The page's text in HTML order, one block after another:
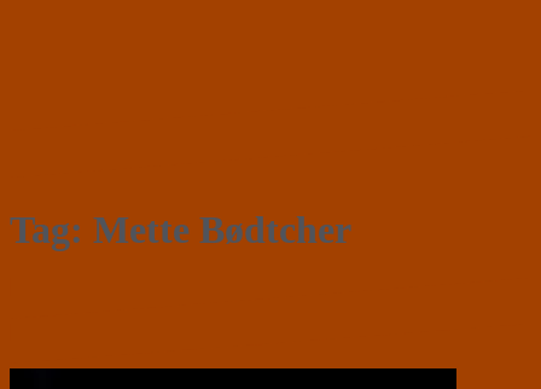
Tag: Mette Bødtcher